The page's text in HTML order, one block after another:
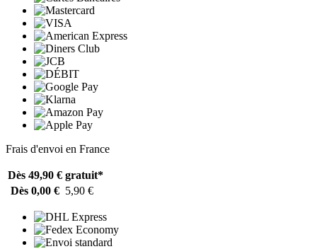
Frais d'envoi en France
Dès 49,90 € gratuit*
Dès 0,00 € 5,90 €